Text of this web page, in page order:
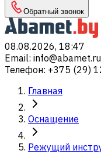
Обратный звонок
08.08.2026, 18:47
Email: info@abamet.ru
Телефон: +375 (29)
Главная
Оснащение
Режущий